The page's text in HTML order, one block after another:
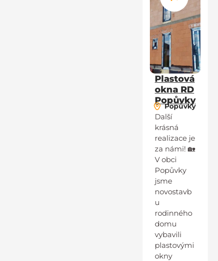
Plastová
okna RD
Popůvky
Popůvky
Další
krásná
realizace je
za námi! 🏡
V obci
Popůvky
jsme
novostavb
u
rodinného
domu
vybavili
plastovými
okny